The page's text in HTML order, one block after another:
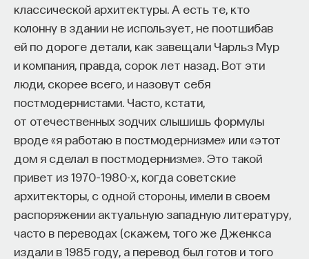
классической архитектуры. А есть те, кто
колонну в здании не использует, не поотшибав
ей по дороге детали, как завещали Чарльз Мур
и компания, правда, сорок лет назад. Вот эти
люди, скорее всего, и назовут себя
постмодернистами. Часто, кстати,
от отечественных зодчих слышишь формулы
вроде «я работаю в постмодернизме» или «этот
дом я сделал в постмодернизме». Это такой
привет из 1970–1980-х, когда советские
архитекторы, с одной стороны, имели в своем
распоряжении актуальную западную литературу,
часто в переводах (скажем, того же Дженкса
издали в 1985 году, а перевод был готов и того